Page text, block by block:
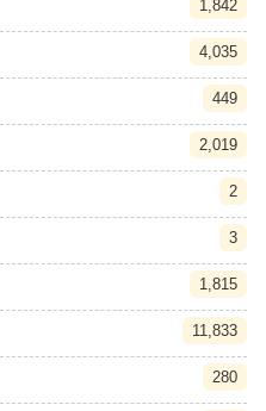
1,842
4,035
449
2,019
2
3
1,815
11,833
280